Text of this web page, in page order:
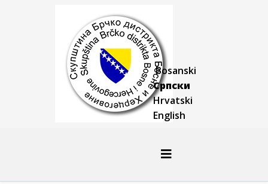
Bosanski
Српски
Hrvatski
English